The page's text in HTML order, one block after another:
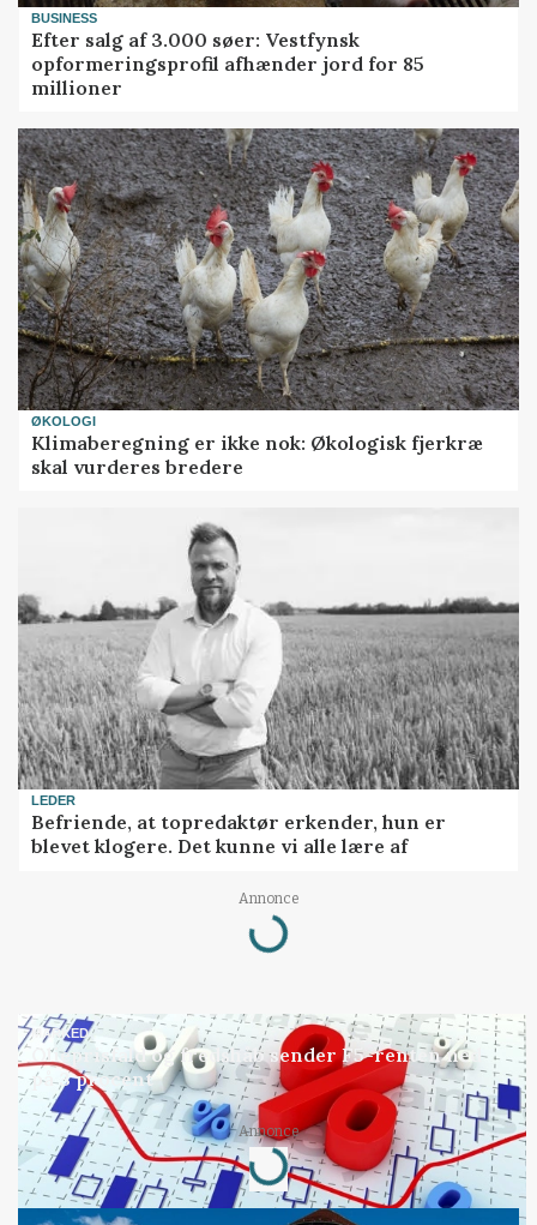
BUSINESS
Efter salg af 3.000 søer: Vestfynsk
opformeringsprofil afhænder jord for 85
millioner
ØKOLOGI
Klimaberegning er ikke nok: Økologisk fjerkræ
skal vurderes bredere
LEDER
Befriende, at topredaktør erkender, hun er
blevet klogere. Det kunne vi alle lære af
Annonce
Loading...
MARKED
Olieprisfald og fredshåb sender F5-renten ned
på 3 procent
Annonce
Loading...